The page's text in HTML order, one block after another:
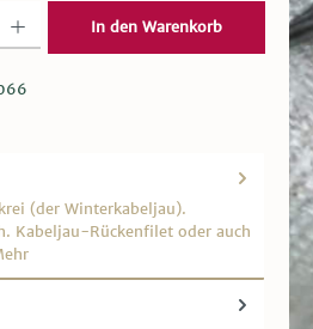
Wert ein oder benutze die Schaltflächen um
In den Warenkorb
(der Winterkabeljau).
Kabeljau-Rückenfilet oder auch